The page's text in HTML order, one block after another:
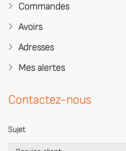
Commandes
Avoirs
Adresses
Mes alertes
Contactez-nous
Sujet